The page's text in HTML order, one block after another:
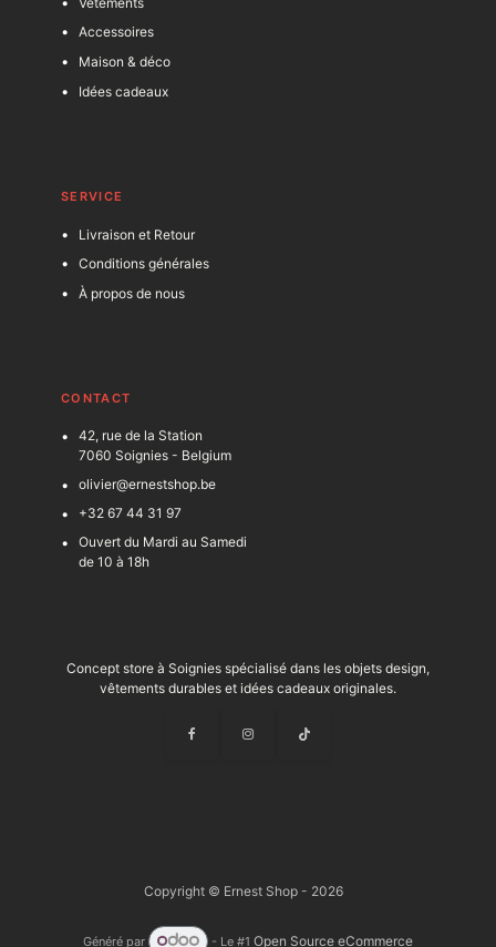
Accessoires
Maison & déco
Idées cadeaux
SERVICE
Livraison et Retour
Conditions générales
À propos de nous
CONTACT
42, rue de la Station
7060 Soignies - Belgium
olivier@ernestshop.be
+32 67 44 31 97
Ouvert du Mardi au Samedi
de 10 à 18h
Concept store à Soignies spécialisé dans les objets design,
vêtements durables et idées cadeaux originales.
Copyright © Ernest Shop - 2026
Généré par - Le #1Open Source eCommerce